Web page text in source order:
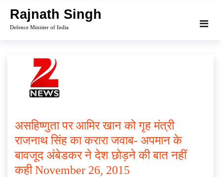
content
Rajnath Singh
Defence Minister of India
असहिष्‍णुता पर आमिर खान को गृह मंत्री
राजनाथ सिंह का करारा जवाब- अपमान के
बावजूद अंबेडकर ने देश छोड़ने की बात नहीं
कही November 26, 2015